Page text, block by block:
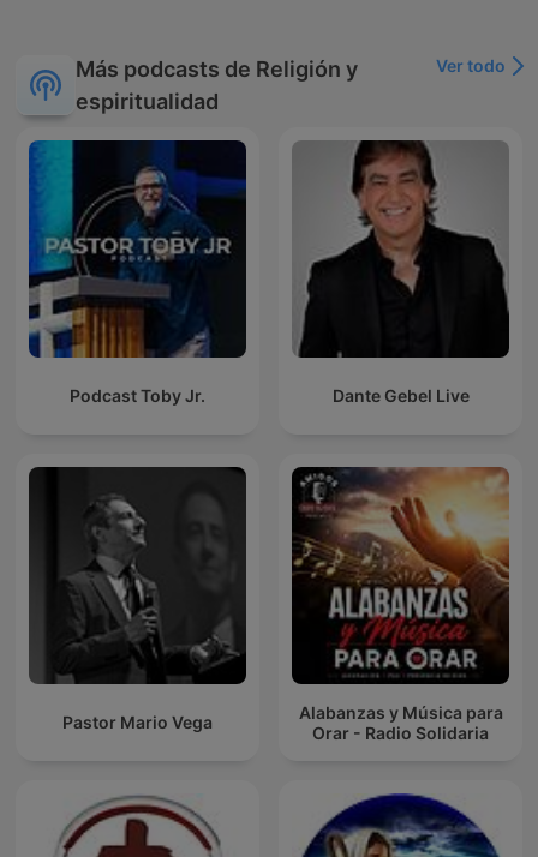
Más podcasts de Religión y
espiritualidad
Ver todo
Podcast Toby Jr. Dante Gebel Live
Pastor Mario Vega
Alabanzas y Música para
Orar - Radio Solidaria